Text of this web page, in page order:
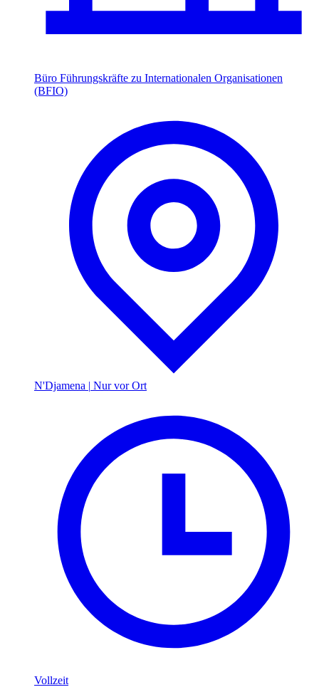
Büro Führungskräfte zu Internationalen Organisationen
(BFIO)
N'Djamena | Nur vor Ort
Vollzeit